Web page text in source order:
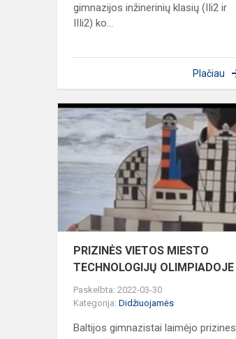
gimnazijos inžinerinių klasių (IIi2 ir
IIIi2) ko...
Plačiau
PRIZINĖS VIETOS MIESTO
TECHNOLOGIJŲ OLIMPIADOJE
Paskelbta: 2022-03-30
Kategorija: Didžiuojamės
Baltijos gimnazistai laimėjo prizines